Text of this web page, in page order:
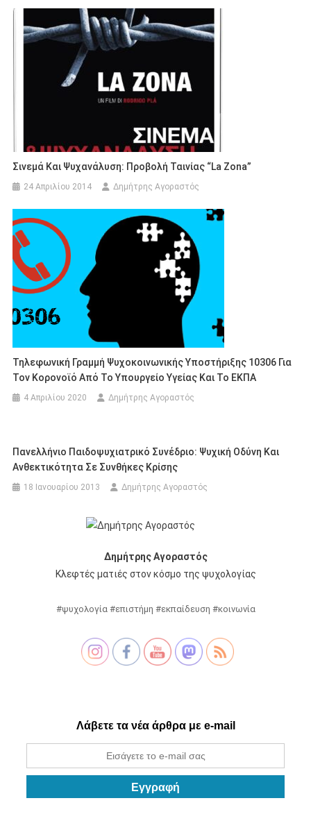
Σινεμά Και Ψυχανάλυση: Προβολή Ταινίας “La Zona”
24 Απριλίου 2014 Δημήτρης Αγοραστός
Τηλεφωνική Γραμμή Ψυχοκοινωνικής Υποστήριξης 10306 Για
Τον Κορονοϊό Από Το Υπουργείο Υγείας Και Το ΕΚΠΑ
4 Απριλίου 2020 Δημήτρης Αγοραστός
Πανελλήνιο Παιδοψυχιατρικό Συνέδριο: Ψυχική Οδύνη Και
Ανθεκτικότητα Σε Συνθήκες Κρίσης
18 Ιανουαρίου 2013 Δημήτρης Αγοραστός
Δημήτρης Αγοραστός
Κλεφτές ματιές στον κόσμο της ψυχολογίας
#ψυχολογία #επιστήμη #εκπαίδευση #κοινωνία
Λάβετε τα νέα άρθρα με e-mail